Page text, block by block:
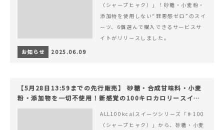
（シャープヒャク）」！砂糖・小麦粉・
添加物を使用しない“罪悪感ゼロ”のスイ
ーツ、6個選んで購入できるサービスサ
イトがリリースしました。
お知らせ
2025.06.09
【5月28日13:59までの先行販売】 砂糖・合成甘味料・小麦
粉・添加物を一切不使用！新感覚の100キロカロリースイー
ツでヘルシーライフを。
ALL100kcalスイーツシリーズ「♯100
（シャープヒャク）」から、砂糖・小麦